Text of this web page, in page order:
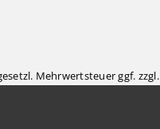
Mehrwertsteuer ggf. zzgl.